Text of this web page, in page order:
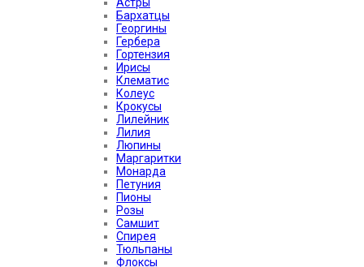
Бархатцы
Георгины
Гербера
Гортензия
Ирисы
Клематис
Колеус
Крокусы
Лилейник
Лилия
Люпины
Маргаритки
Монарда
Петуния
Пионы
Розы
Самшит
Спирея
Тюльпаны
Флоксы